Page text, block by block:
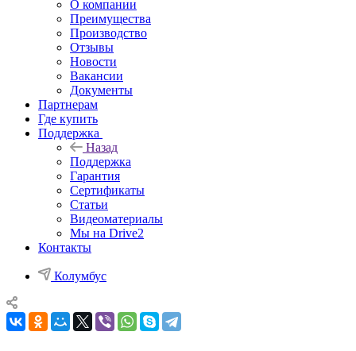
О компании
Преимущества
Производство
Отзывы
Новости
Вакансии
Документы
Партнерам
Где купить
Поддержка
Назад
Поддержка
Гарантия
Сертификаты
Статьи
Видеоматериалы
Мы на Drive2
Контакты
Колумбус